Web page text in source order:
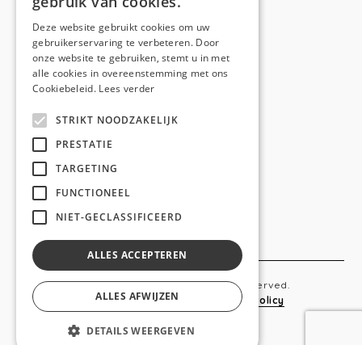
NAVIGATION
Home
Diensten
Realisaties
Copyright © 2019 Anso. All rights reserved.
Sitemap-Privacy Policy Cookie Policy
webdesigned by
Deze website gebruikt cookies om uw
gebruikerservaring te verbeteren. Door
onze website te gebruiken, stemt u in met
alle cookies in overeenstemming met ons
Cookiebeleid. Lees verder
STRIKT NOODZAKELIJK
PRESTATIE
TARGETING
FUNCTIONEEL
NIET-GECLASSIFICEERD
ALLES ACCEPTEREN
ALLES AFWIJZEN
DETAILS WEERGEVEN